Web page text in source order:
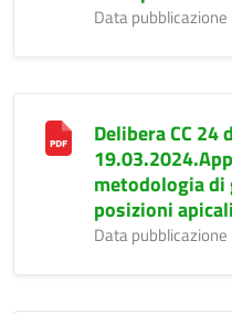
Data
Delibera CC 24
metodologia di
posizioni apicali
Data